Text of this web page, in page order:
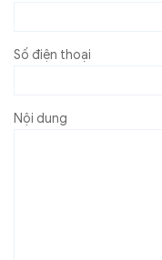
Số điện thoại
Nội dung